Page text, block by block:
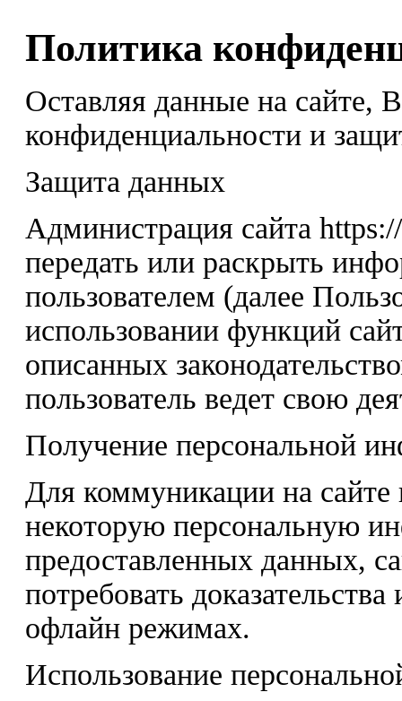
Политика
Оставляя данные на сайте,
конфиденциальности и
Защита данных
Администрация сайта
передать или раскрыть
пользователем (далее
использовании функций
описанных
пользователь ведет свою
Получение персональной
Для коммуникации на сайте
некоторую персональную
предоставленных данных,
потребовать
офлайн режимах.
Использование